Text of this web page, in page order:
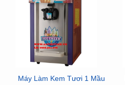
Máy Làm Kem Tươi 1 Mầu